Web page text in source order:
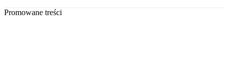
Promowane treści